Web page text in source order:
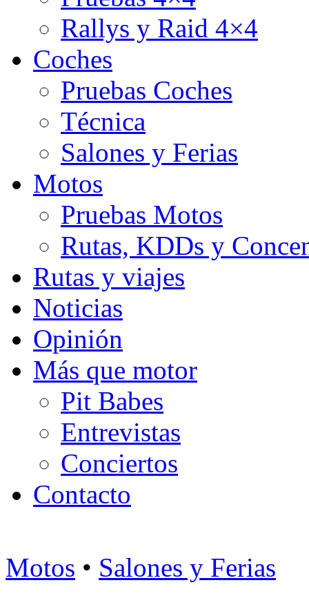
Rallys y Raid 4×4
Coches
Pruebas Coches
Técnica
Salones y Ferias
Motos
Pruebas Motos
Rutas, KDDs y
Rutas y viajes
Noticias
Opinión
Más que motor
Pit Babes
Entrevistas
Conciertos
Contacto
Motos • Salones y Ferias